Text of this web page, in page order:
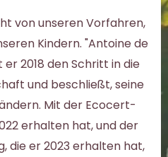
von unseren Vorfahren,
Kindern. "Antoine de
er 2018 den Schritt in die
und beschließt, seine
Mit der Ecocert-
erhalten hat, und der
die er 2023 erhalten hat,